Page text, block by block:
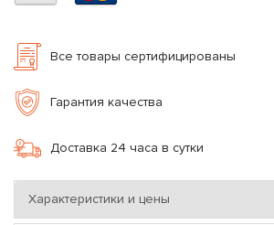
Все товары сертифицированы
Гарантия качества
Доставка 24 часа в сутки
Характеристики и цены